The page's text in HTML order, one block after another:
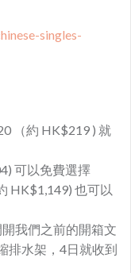
singles-
（約 HK$219 ) 就
可以免費選擇
HK$1,149) 也可以
我們之前的開箱文
排水架，4日就收到